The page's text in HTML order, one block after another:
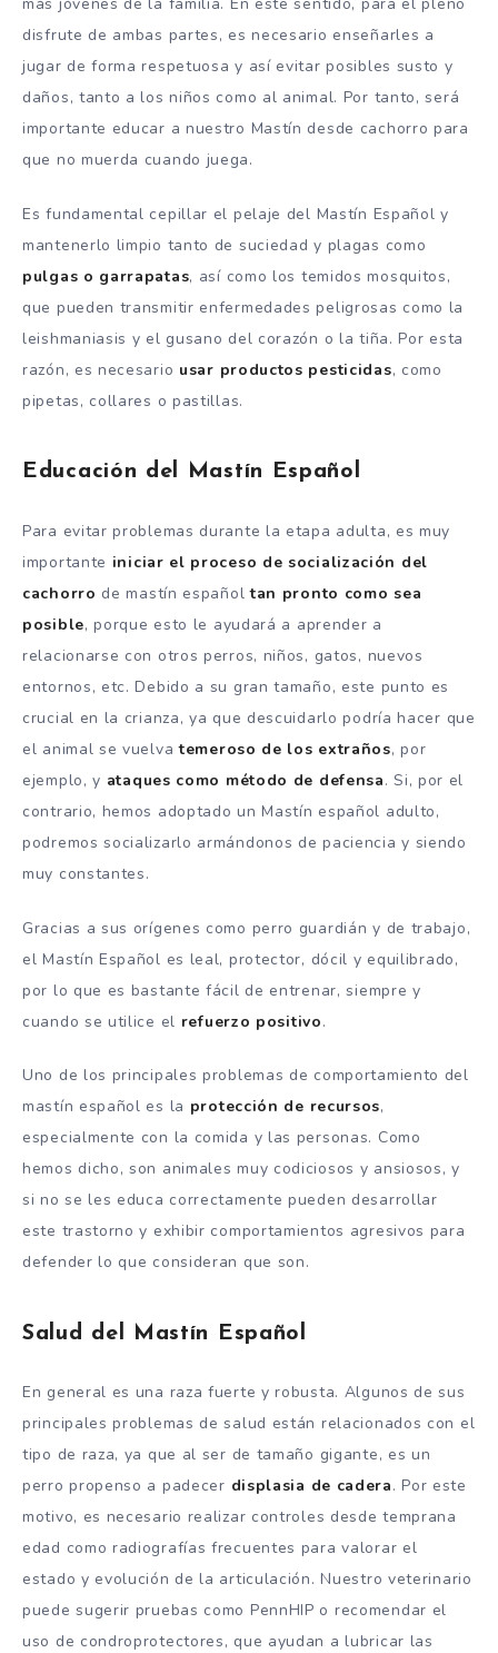
disfrute de ambas partes, es necesario enseñarles a
jugar de forma respetuosa y así evitar posibles susto y
daños, tanto a los niños como al animal. Por tanto, será
importante educar a nuestro Mastín desde cachorro para
que no muerda cuando juega.
Es fundamental cepillar el pelaje del Mastín Español y
mantenerlo limpio tanto de suciedad y plagas como
pulgas o garrapatas, así como los temidos mosquitos,
que pueden transmitir enfermedades peligrosas como la
leishmaniasis y el gusano del corazón o la tiña. Por esta
razón, es necesario usar productos pesticidas, como
pipetas, collares o pastillas.
Educación del Mastín Español
Para evitar problemas durante la etapa adulta, es muy
importante iniciar el proceso de socialización del
cachorro de mastín español tan pronto como sea
posible, porque esto le ayudará a aprender a
relacionarse con otros perros, niños, gatos, nuevos
entornos, etc. Debido a su gran tamaño, este punto es
crucial en la crianza, ya que descuidarlo podría hacer que
el animal se vuelvatemeroso de los extraños, por
ejemplo, y ataques como método de defensa. Si, por el
contrario, hemos adoptado un Mastín español adulto,
podremos socializarlo armándonos de paciencia y siendo
muy constantes.
Gracias a sus orígenes como perro guardián y de trabajo,
el Mastín Español es leal, protector, dócil y equilibrado,
por lo que es bastante fácil de entrenar, siempre y
cuando se utilice el refuerzo positivo.
Uno de los principales problemas de comportamiento del
mastín español es la protección de recursos,
especialmente con la comida y las personas. Como
hemos dicho, son animales muy codiciosos y ansiosos, y
si no se les educa correctamente pueden desarrollar
este trastorno y exhibir comportamientos agresivos para
defender lo que consideran que son.
Salud del Mastín Español
En general es una raza fuerte y robusta. Algunos de sus
principales problemas de salud están relacionados con el
tipo de raza, ya que al ser de tamaño gigante, es un
perro propenso a padecer displasia de cadera. Por este
motivo, es necesario realizar controles desde temprana
edad como radiografías frecuentes para valorar el
estado y evolución de la articulación. Nuestro veterinario
puede sugerir pruebas como PennHIP o recomendar el
uso de condroprotectores, que ayudan a lubricar las